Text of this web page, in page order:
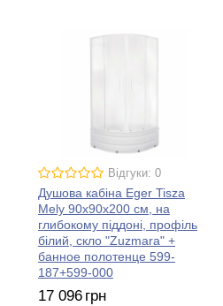
Відгуки: 0
Душова кабіна Eger Tisza
Mely 90х90х200 см, на
глибокому піддоні, профіль
білий, скло "Zuzmara" +
банное полотенце 599-
187+599-000
17 096 грн